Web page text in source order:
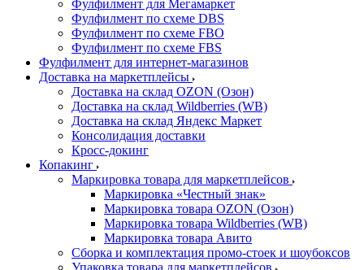
Фулфилмент для Мегамаркет
Фулфилмент по схеме DBS
Фулфилмент по схеме FBO
Фулфилмент по схеме FBS
Фулфилмент для интернет-магазинов
Доставка на маркетплейсы
Доставка на склад OZON (Озон)
Доставка на склад Wildberries (WB)
Доставка на склад Яндекс Маркет
Консолидация доставки
Кросс-докинг
Копакинг
Маркировка товара для маркетплейсов
Маркировка «Честный знак»
Маркировка товара OZON (Озон)
Маркировка товара Wildberries (WB)
Маркировка товара Авито
Сборка и комплектация промо-стоек и шоубоксов
Упаковка товара для маркетплейсов